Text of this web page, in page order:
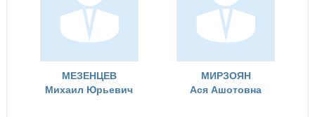
МЕЗЕНЦЕВ
Михаил Юрьевич
МИРЗОЯН
Ася Ашотовна